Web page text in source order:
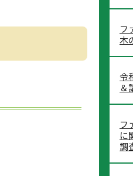
フ
木
令
＆
フ
に
調